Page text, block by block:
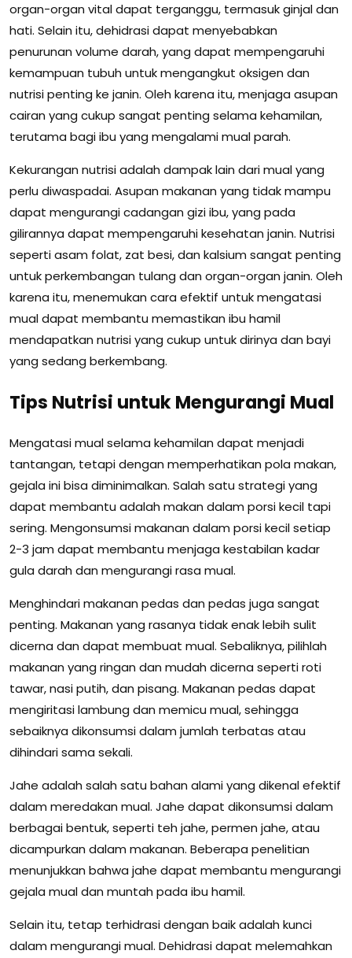
organ-organ vital dapat terganggu, termasuk ginjal dan
hati. Selain itu, dehidrasi dapat menyebabkan
penurunan volume darah, yang dapat mempengaruhi
kemampuan tubuh untuk mengangkut oksigen dan
nutrisi penting ke janin. Oleh karena itu, menjaga asupan
cairan yang cukup sangat penting selama kehamilan,
terutama bagi ibu yang mengalami mual parah.
Kekurangan nutrisi adalah dampak lain dari mual yang
perlu diwaspadai. Asupan makanan yang tidak mampu
dapat mengurangi cadangan gizi ibu, yang pada
gilirannya dapat mempengaruhi kesehatan janin. Nutrisi
seperti asam folat, zat besi, dan kalsium sangat penting
untuk perkembangan tulang dan organ-organ janin. Oleh
karena itu, menemukan cara efektif untuk mengatasi
mual dapat membantu memastikan ibu hamil
mendapatkan nutrisi yang cukup untuk dirinya dan bayi
yang sedang berkembang.
Tips Nutrisi untuk Mengurangi Mual
Mengatasi mual selama kehamilan dapat menjadi
tantangan, tetapi dengan memperhatikan pola makan,
gejala ini bisa diminimalkan. Salah satu strategi yang
dapat membantu adalah makan dalam porsi kecil tapi
sering. Mengonsumsi makanan dalam porsi kecil setiap
2-3 jam dapat membantu menjaga kestabilan kadar
gula darah dan mengurangi rasa mual.
Menghindari makanan pedas dan pedas juga sangat
penting. Makanan yang rasanya tidak enak lebih sulit
dicerna dan dapat membuat mual. Sebaliknya, pilihlah
makanan yang ringan dan mudah dicerna seperti roti
tawar, nasi putih, dan pisang. Makanan pedas dapat
mengiritasi lambung dan memicu mual, sehingga
sebaiknya dikonsumsi dalam jumlah terbatas atau
dihindari sama sekali.
Jahe adalah salah satu bahan alami yang dikenal efektif
dalam meredakan mual. Jahe dapat dikonsumsi dalam
berbagai bentuk, seperti teh jahe, permen jahe, atau
dicampurkan dalam makanan. Beberapa penelitian
menunjukkan bahwa jahe dapat membantu mengurangi
gejala mual dan muntah pada ibu hamil.
Selain itu, tetap terhidrasi dengan baik adalah kunci
dalam mengurangi mual. Dehidrasi dapat melemahkan